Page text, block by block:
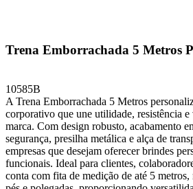
Trena Emborrachada 5 Metros
10585B
A Trena Emborrachada 5 Metros
corporativo que une utilidade, resistência
marca. Com design robusto, acabamento
segurança, presilha metálica e alça de
empresas que desejam oferecer brindes
funcionais. Ideal para clientes,
conta com fita de medição de até 5 metros,